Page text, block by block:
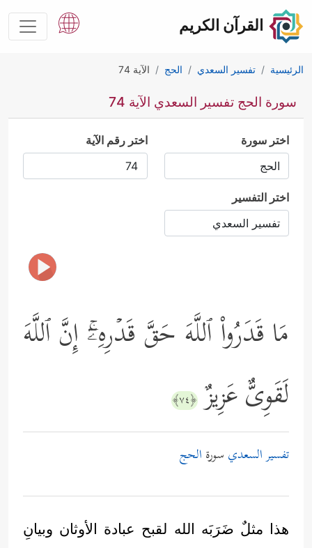
القرآن الكريم
الرئيسية تفسير السعدي الحج الآية 74
سورة الحج تفسير السعدي الآية 74
اختر سورة اختر رقم الآية
اختر التفسير
مَا قَدَرُواْ ٱللَّهَ حَقَّ قَدۡرِهِۦۤۚ إِنَّ ٱللَّهَ
لَقَوِیٌّ عَزِیزٌ ﴿٧٤﴾
تفسير السعدي سورة الحج
هذا مثلٌ ضَرَبَه الله لقبح عبادة الأوثان وبيانِ